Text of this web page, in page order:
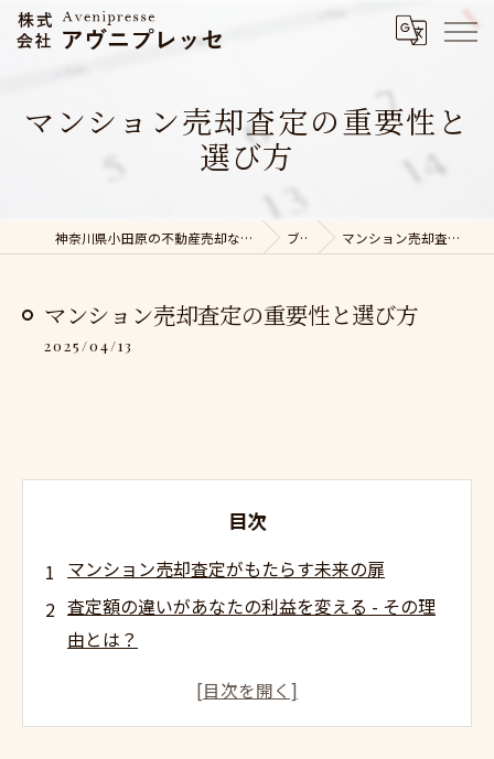
マンション売却査定の重要性と
選び方
神奈川県小田原の不動産売却なら株式会社アヴニプレッセ ブログ マンション売却査定の重要性と選び方
マンション売却査定の重要性と選び方
2025/04/13
目次
マンション売却査定がもたらす未来の扉
査定額の違いがあなたの利益を変える - その理
由とは？
失敗しない不動産査定の選び方 - 知っておくべ